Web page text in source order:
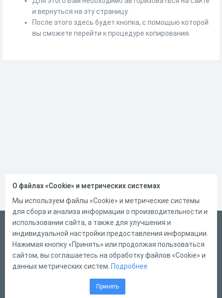
и вернуться на эту страницу.
После этого здесь будет кнопка, с помощью которой
вы сможете перейти к процедуре копирования.
Русский
Справка
Форма обратной связи
О файлах «Cookie» и метрических системах
Мы используем файлы «Cookie» и метрические системы
для сбора и анализа информации о производительности и
использовании сайта, а также для улучшения и
индивидуальной настройки предоставления информации.
Нажимая кнопку «Принять» или продолжая пользоваться
сайтом, вы соглашаетесь на обработку файлов «Cookie» и
данных метрических систем. Подробнее
Принять